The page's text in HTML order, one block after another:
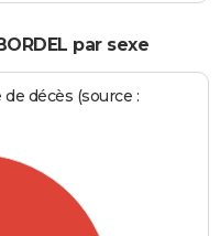
par sexe
décès (source :